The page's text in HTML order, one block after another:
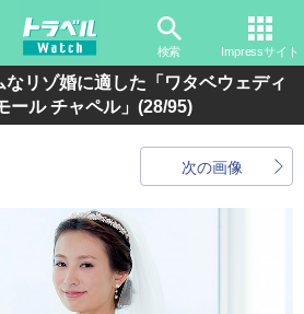
検索 Impressサイト
リゾ婚に適した「ワタベウェディ
ール チャペル」 (28/95)
次の画像